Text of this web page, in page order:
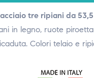
tre ripiani da 53,5
in legno, ruote
Colori telaio e